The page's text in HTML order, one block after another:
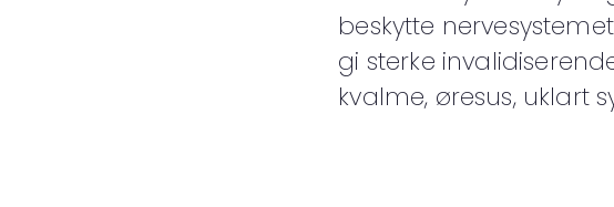
beskytte
gi sterke
kvalme, øresus, uklart